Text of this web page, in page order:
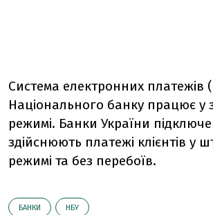
Система електронних платежів
Національного банку працює у
режимі. Банки України
здійснюють платежі клієнтів у
режимі та без перебоїв.
БАНКИ НБУ